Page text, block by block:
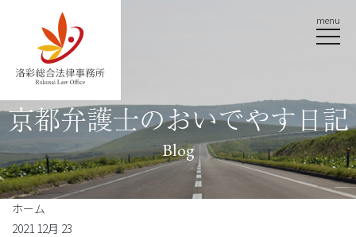
menu
京都弁護士のおいでやす日記
Blog
ホーム
2021 12月 23